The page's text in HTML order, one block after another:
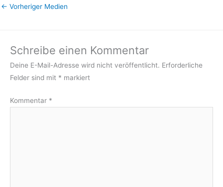
← Vorheriger Medien
Schreibe einen Kommentar
Deine E-Mail-Adresse wird nicht veröffentlicht. Erforderliche
Felder sind mit * markiert
Kommentar *